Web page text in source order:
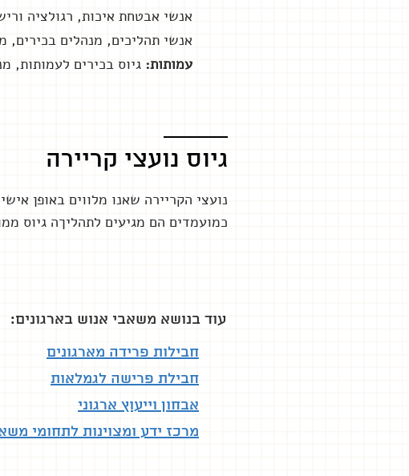
אנשי אבטחת איכות, רגולציה
אנשי תהליכים, מנהלים בכירים,
עמותות: גיוס בכירים לעמותות,
גיוס נועצי קריירה
נועצי הקריירה שאנו מלווים באופן
כמועמדים הם מגיעים לתהליךה גיוס
חבילות פרידה מארגונים
חבילת פרישה לגמלאות
אבחון וייעוץ ארגוני
מרכז ידע ומצוינות לתחומי
עוד בנושא משאבי אנוש בארגונים: